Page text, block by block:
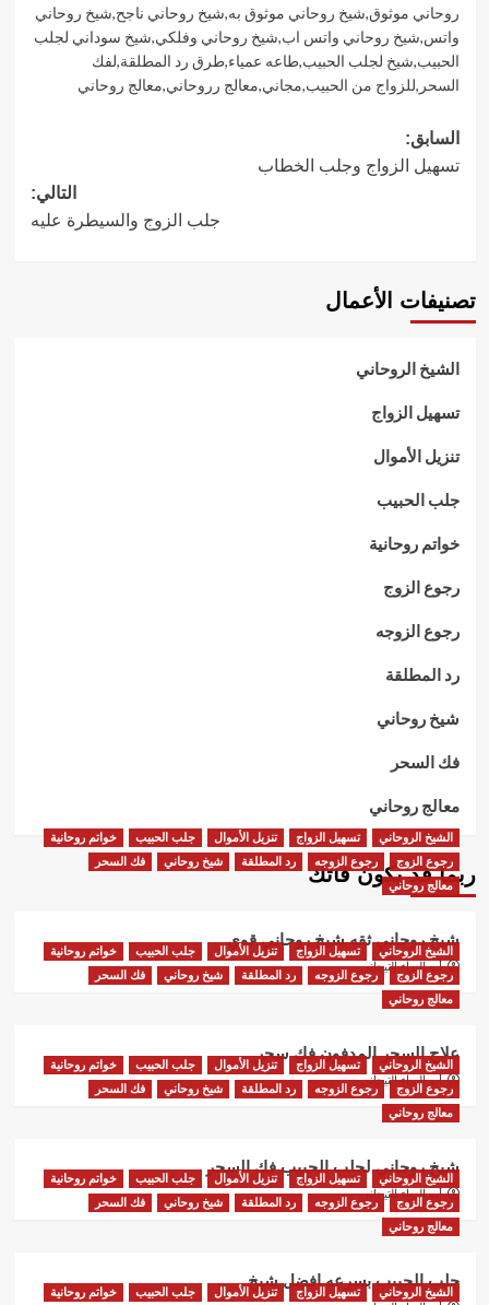
روحاني موثوق,شيخ روحاني موثوق به,شيخ روحاني ناجح,شيخ روحاني
واتس,شيخ روحاني واتس اب,شيخ روحاني وفلكي,شيخ سوداني لجلب
الحبيب,شيخ لجلب الحبيب,طاعه عمياء,طرق رد المطلقة,لفك
السحر ,للزواج من الحبيب,مجاني,معالج رروحاني,معالج روحاني
تصفّح
المقالات
السابق:
تسهيل الزواج وجلب الخطاب
التالي:
جلب الزوج والسيطرة عليه
تصنيفات الأعمال
الشيخ الروحاني
تسهيل الزواج
تنزيل الأموال
جلب الحبيب
خواتم روحانية
رجوع الزوج
رجوع الزوجه
رد المطلقة
شيخ روحاني
فك السحر
معالج روحاني
ربما قد يكون فاتك
الشيخ الروحاني تسهيل الزواج تنزيل الأموال جلب الحبيب
خواتم روحانية
رجوع الزوج
رجوع الزوجه رد المطلقة شيخ روحاني
فك السحر
معالج روحاني
شيخ روحاني ثقه شيخ روحاني قوي
أبو البراء التيجاني
الشيخ الروحاني تسهيل الزواج تنزيل الأموال جلب الحبيب
خواتم روحانية
رجوع الزوج
رجوع الزوجه رد المطلقة شيخ روحاني
فك السحر
معالج روحاني
علاج السحر المدفون فك سحر
أبو البراء التيجاني
الشيخ الروحاني تسهيل الزواج تنزيل الأموال جلب الحبيب
خواتم روحانية
رجوع الزوج
رجوع الزوجه رد المطلقة شيخ روحاني
فك السحر
معالج روحاني
شيخ روحاني لجلب الحبيب فك السحر
أبو البراء التيجاني
الشيخ الروحاني تسهيل الزواج تنزيل الأموال جلب الحبيب
خواتم روحانية
رجوع الزوج
رجوع الزوجه رد المطلقة شيخ روحاني
فك السحر
معالج روحاني
جلب الحبيب بسرعه افضل شيخ
الشيخ الروحاني تسهيل الزواج تنزيل الأموال جلب الحبيب خواتم روحانية